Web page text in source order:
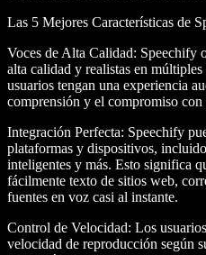
Las 5 Mejores Características de
Voces de Alta Calidad: Speechify
alta calidad y realistas en
usuarios tengan una experiencia
comprensión y el compromiso con
Integración Perfecta: Speechify
plataformas y dispositivos,
inteligentes y más. Esto significa
fácilmente texto de sitios web,
fuentes en voz casi al instante.
Control de Velocidad: Los
velocidad de reproducción según